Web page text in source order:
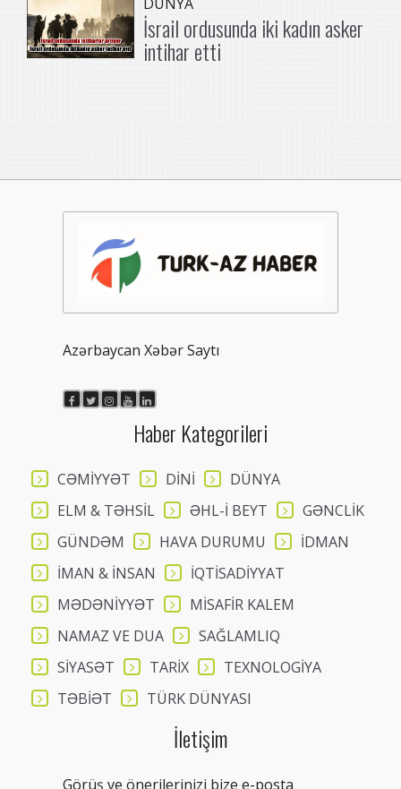
İsrail ordusunda iki kadın asker
intihar etti
Azərbaycan Xəbər Saytı
Haber Kategorileri
CƏMİYYƏT DİNİ
DÜNYA
ELM & TƏHSİL
ƏHL-İ BEYT
GƏNCLİK
GÜNDƏM
HAVA DURUMU
İDMAN
İMAN & İNSAN
İQTİSADİYYAT
MƏDƏNİYYƏT
MİSAFİR KALEM
NAMAZ VE DUA
SAĞLAMLIQ
SİYASƏT
TARİX
TEXNOLOGİYA
TƏBİƏT
TÜRK DÜNYASI
İletişim
Görüş ve önerilerinizi bize e-posta